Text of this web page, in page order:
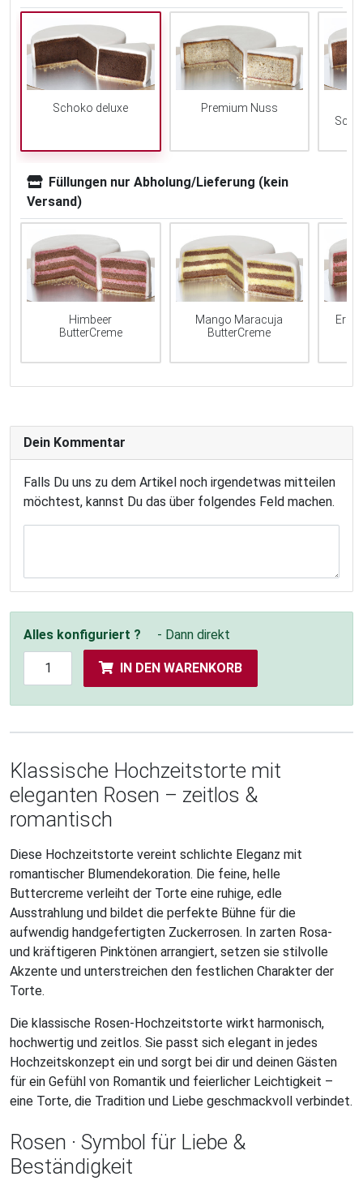
Schoko deluxe
Premium Nuss
Füllungen nur Abholung/Lieferung (kein
Versand)
Himbeer
ButterCreme
Mango Maracuja
ButterCreme
Dein Kommentar
Falls Du uns zu dem Artikel noch irgendetwas mitteilen
möchtest, kannst Du das über folgendes Feld machen.
Alles konfiguriert ? - Dann direkt
IN DEN WARENKORB
Klassische Hochzeitstorte mit
eleganten Rosen – zeitlos &
romantisch
Diese Hochzeitstorte vereint schlichte Eleganz mit
romantischer Blumendekoration. Die feine, helle
Buttercreme verleiht der Torte eine ruhige, edle
Ausstrahlung und bildet die perfekte Bühne für die
aufwendig handgefertigten Zuckerrosen. In zarten Rosa-
und kräftigeren Pinktönen arrangiert, setzen sie stilvolle
Akzente und unterstreichen den festlichen Charakter der
Torte.
Die klassische Rosen-Hochzeitstorte wirkt harmonisch,
hochwertig und zeitlos. Sie passt sich elegant in jedes
Hochzeitskonzept ein und sorgt bei dir und deinen Gästen
für ein Gefühl von Romantik und feierlicher Leichtigkeit –
eine Torte, die Tradition und Liebe geschmackvoll verbindet.
Rosen · Symbol für Liebe &
Beständigkeit